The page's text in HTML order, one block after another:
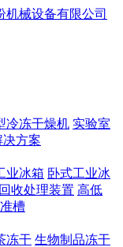
冷冻干燥机 实验室
方案
业冰箱 卧式工业冰
收处理装置 高低
槽
冻干 生物制品冻干